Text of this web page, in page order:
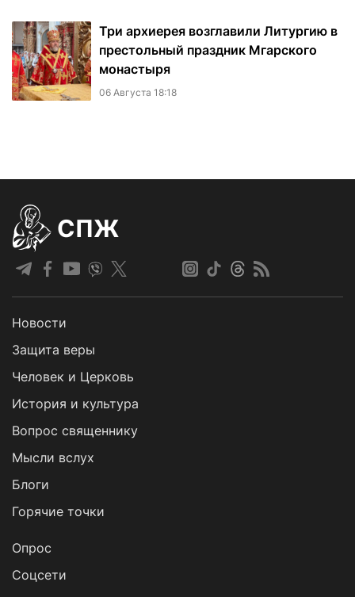
Три архиерея возглавили Литургию в
престольный праздник Мгарского
монастыря
06 Августа 18:18
СПЖ
Новости
Защита веры
Человек и Церковь
История и культура
Вопрос священнику
Мысли вслух
Блоги
Горячие точки
Опрос
Cоцсети